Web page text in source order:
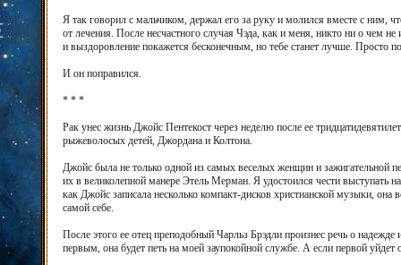
Я так говорил с мальчиком, держал его за руку и молился вместе с ним,
от лечения. После несчастного случая Чэда, как и меня, никто ни о чем
и выздоровление покажется бесконечным, но тебе станет лучше. Просто
И он поправился.
* * *
Рак унес жизнь Джойс Пентекост через неделю после ее
рыжеволосых детей, Джордана и Колтона.
Джойс была не только одной из самых веселых женщин и зажигательной
их в великолепной манере Этель Мерман. Я удостоился чести выступать
как Джойс записала несколько компакт-дисков христианской музыки,
самой себе.
После этого ее отец преподобный Чарльз Брэдли произнес речь о
первым, она будет петь на моей заупокойной службе. А если первой